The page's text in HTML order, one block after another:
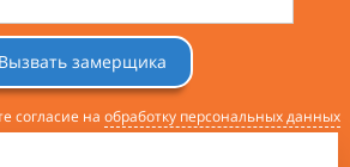
Вызвать замерщика
согласие на обработку персональных данных